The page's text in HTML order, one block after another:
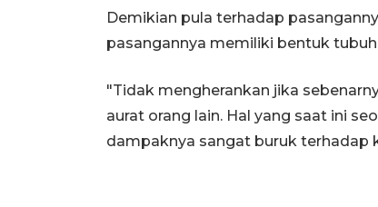
Demikian pula terhadap
pasangannya memiliki bentuk
"Tidak mengherankan jika
aurat orang lain. Hal yang saat ini
dampaknya sangat buruk terhadap